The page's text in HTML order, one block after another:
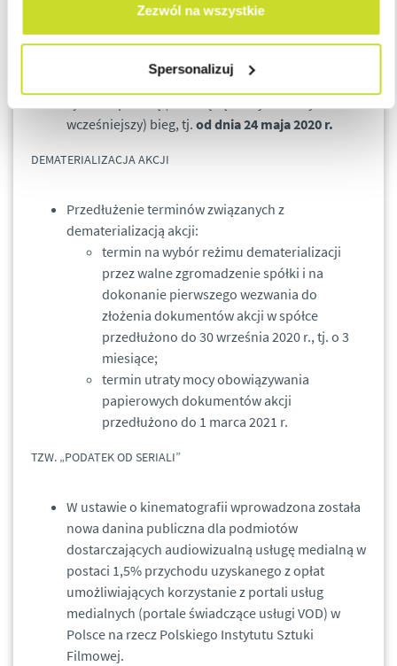
Zezwól na wszystkie
Spersonalizuj
„epidemiczne” zawieszające bieg terminów prawa
materialnego (art. 15zzr ustawy COVID-19 – Tarcza
1.0), terminów sądowych i procesowych (art. 15zzs
Tarczy 1.0), które po upływie 7 dni od wejścia w
wcześniejszy) bieg, tj. od dnia 24 maja 2020 r.
DEMATERIALIZACJA AKCJI
Przedłużenie terminów związanych z
dematerializacją akcji:
termin na wybór reżimu dematerializacji
przez walne zgromadzenie spółki i na
dokonanie pierwszego wezwania do
złożenia dokumentów akcji w spółce
przedłużono do 30 września 2020 r., tj. o 3
miesiące;
termin utraty mocy obowiązywania
papierowych dokumentów akcji
przedłużono do 1 marca 2021 r.
TZW. „PODATEK OD SERIALI”
W ustawie o kinematografii wprowadzona została
nowa danina publiczna dla podmiotów
dostarczających audiowizualną usługę medialną w
postaci 1,5% przychodu uzyskanego z opłat
umożliwiających korzystanie z portali usług
medialnych (portale świadczące usługi VOD) w
Polsce na rzecz Polskiego Instytutu Sztuki
Filmowej.